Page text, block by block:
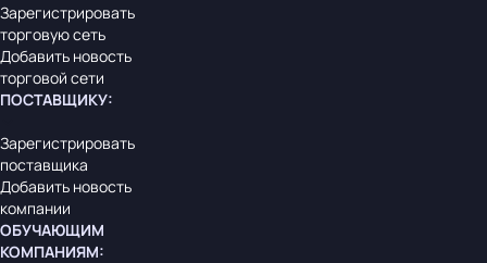
Зарегистрировать
торговую сеть
Добавить новость
торговой сети
ПОСТАВЩИКУ:
Зарегистрировать
поставщика
Добавить новость
компании
ОБУЧАЮЩИМ
КОМПАНИЯМ: